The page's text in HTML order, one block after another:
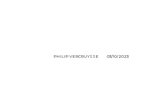
PHILIP VERCRUYSSE 03/10/2023